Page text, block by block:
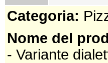
Categoria:
Nome del
- Variante